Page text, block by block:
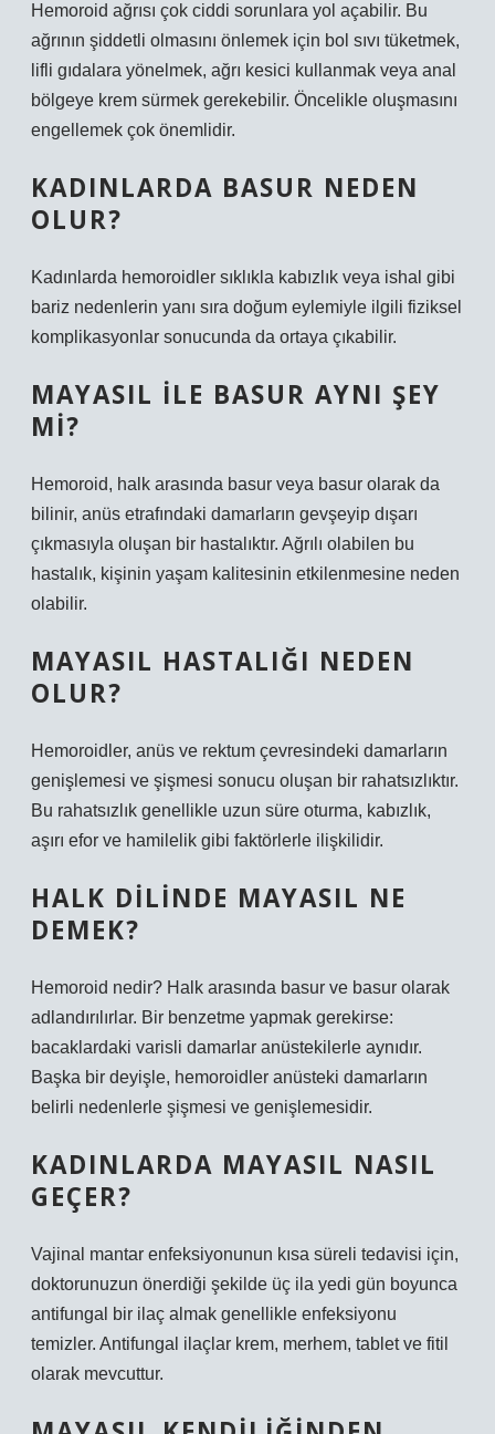
Hemoroid ağrısı çok ciddi sorunlara yol açabilir. Bu
ağrının şiddetli olmasını önlemek için bol sıvı tüketmek,
lifli gıdalara yönelmek, ağrı kesici kullanmak veya anal
bölgeye krem ​​sürmek gerekebilir. Öncelikle oluşmasını
engellemek çok önemlidir.
KADINLARDA BASUR NEDEN
OLUR?
Kadınlarda hemoroidler sıklıkla kabızlık veya ishal gibi
bariz nedenlerin yanı sıra doğum eylemiyle ilgili fiziksel
komplikasyonlar sonucunda da ortaya çıkabilir.
MAYASIL ILE BASUR AYNI ŞEY
MI?
Hemoroid, halk arasında basur veya basur olarak da
bilinir, anüs etrafındaki damarların gevşeyip dışarı
çıkmasıyla oluşan bir hastalıktır. Ağrılı olabilen bu
hastalık, kişinin yaşam kalitesinin etkilenmesine neden
olabilir.
MAYASIL HASTALIĞI NEDEN
OLUR?
Hemoroidler, anüs ve rektum çevresindeki damarların
genişlemesi ve şişmesi sonucu oluşan bir rahatsızlıktır.
Bu rahatsızlık genellikle uzun süre oturma, kabızlık,
aşırı efor ve hamilelik gibi faktörlerle ilişkilidir.
HALK DILINDE MAYASIL NE
DEMEK?
Hemoroid nedir? Halk arasında basur ve basur olarak
adlandırılırlar. Bir benzetme yapmak gerekirse:
bacaklardaki varisli damarlar anüstekilerle aynıdır.
Başka bir deyişle, hemoroidler anüsteki damarların
belirli nedenlerle şişmesi ve genişlemesidir.
KADINLARDA MAYASIL NASIL
GEÇER?
Vajinal mantar enfeksiyonunun kısa süreli tedavisi için,
doktorunuzun önerdiği şekilde üç ila yedi gün boyunca
antifungal bir ilaç almak genellikle enfeksiyonu
temizler. Antifungal ilaçlar krem, merhem, tablet ve fitil
olarak mevcuttur.